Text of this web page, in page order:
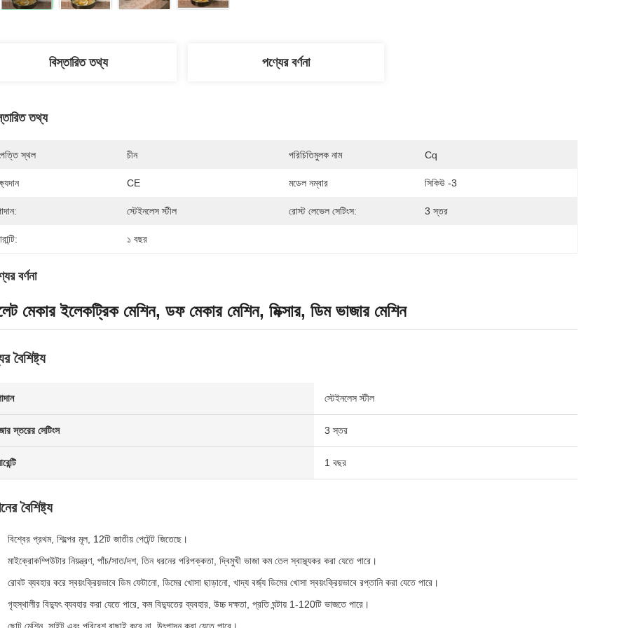
বিস্তারিত তথ্য পণ্যের বর্ণনা
তথ্য
স্থল চীন পরিচিতিমুলক নাম Cq
CE মডেল নম্বার সিকিউ -3
স্টেইনলেস স্টীল রোস্ট লেভেল সেটিংস: 3 স্তর
১ বছর
বর্ণনা
মেকার ইলেকট্রিক মেশিন, ডফ মেকার মেশিন, মিক্সার, ডিম ভাজার মেশিন
বৈশিষ্ট্য
স্টেইনলেস স্টীল
স্তরের সেটিংস 3 স্তর
1 বছর
বৈশিষ্ট্য
বিশ্বের প্রথম, শিল্পের মূল, 12টি জাতীয় পেটেন্ট জিতেছে।
মাইক্রোকম্পিউটার নিয়ন্ত্রণ, পাঁচ/সাত/দশ, তিন ধরনের পরিপক্কতা, দ্বিমুখী ভাজা কম তেল স্বাস্থ্যকর করা যেতে পারে।
রোবট ব্যবহার করে স্বয়ংক্রিয়ভাবে ডিম ফেটানো, ডিমের খোসা ছাড়ানো, খাদ্য বর্জ্য ডিমের খোসা স্বয়ংক্রিয়ভাবে রপ্তানি করা যেতে পারে।
গৃহস্থালীর বিদ্যুৎ ব্যবহার করা যেতে পারে, কম বিদ্যুতের ব্যবহার, উচ্চ দক্ষতা, প্রতি ঘন্টায় 1-120টি ভাজতে পারে।